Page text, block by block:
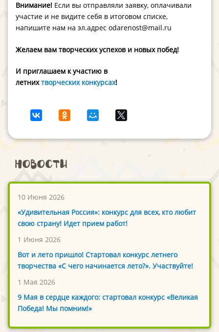
Внимание! Если вы отправляли заявку, оплачивали
участие и не видите себя в итоговом списке,
напишите нам на эл.адрес odarenost@mail.ru
Желаем вам творческих успехов и новых побед!
И приглашаем к участию в
летнихтворческих конкурсах!
Новости
10 Июня 2026
«Удивительная Россия»: конкурс для всех, кто любит
свою страну! Идет прием работ!
1 Июня 2026
Вот и лето пришло! Стартовал конкурс летнего
творчества «С чего начинается лето?». Участвуйте!
1 Мая 2026
9 Мая в сердце каждого: стартовал конкурс «Великая
Победа! Мы помним!»